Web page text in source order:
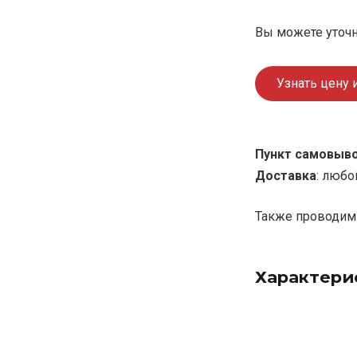
Вы можете
Узнать цену
Пункт
Доставка:
Также проводим